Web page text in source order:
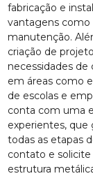
fabricação e
vantagens como
manutenção.
criação de
necessidades de
em áreas como
de escolas e
conta com uma
experientes, que
todas as etapas
contato e
estrutura